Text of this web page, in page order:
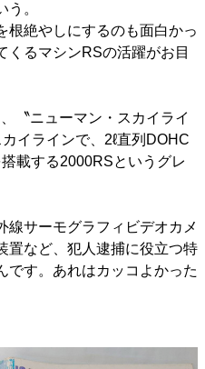
。
根絶やしにするのも面白かっ
くるマシンRSの活躍がお目
〝ニューマン・スカイライ
イラインで、2ℓ直列DOHC
載する2000RSというグレ
線サーモグラフィビデオカメ
置など、犯人逮捕に役立つ特
です。あれはカッコよかった